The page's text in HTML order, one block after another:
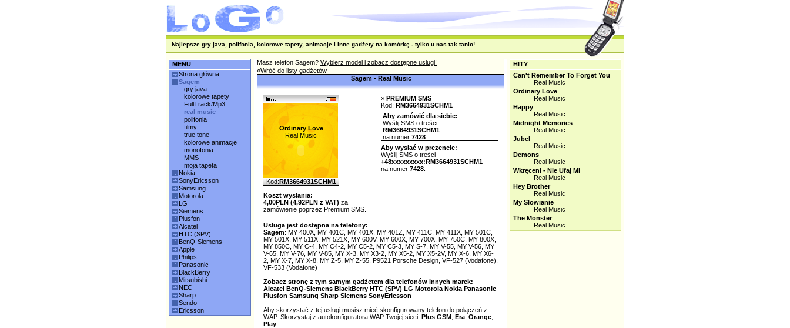
Najlepsze gry java, polifonia, kolorowe tapety, animacje i inne gadżety na komórkę - tylko u nas tak tanio!
MENU
Strona główna
Sagem
gry java
kolorowe tapety
FullTrack/Mp3
real music
polifonia
filmy
true tone
kolorowe animacje
monofonia
MMS
moja tapeta
Nokia
SonyEricsson
Samsung
Motorola
LG
Siemens
Plusfon
Alcatel
HTC (SPV)
BenQ-Siemens
Apple
Philips
Panasonic
BlackBerry
Mitsubishi
NEC
Sharp
Sendo
Ericsson
Masz telefon Sagem? Wybierz model i zobacz dostępne usługi!
«Wróć do listy gadżetów
Sagem - Real Music
Ordinary Love
Real Music
Kod:RM3664931SCHM1
Koszt wysłania:
4,00PLN (4,92PLN z VAT) za
zamówienie poprzez Premium SMS.
» PREMIUM SMS
Kod: RM3664931SCHM1
Aby zamówić dla siebie:
Wyślij SMS o treści
RM3664931SCHM1
na numer 7428
Aby wysłać w prezencie:
Wyślij SMS o treści
+48xxxxxxxxx:RM3664931SCHM1
na numer 7428
Usługa jest dostępna na telefony:
Sagem: MY 400X, MY 401C, MY 401X, MY 401Z, MY 411C, MY 411X, MY 501C,
MY 501X, MY 511X, MY 521X, MY 600V, MY 600X, MY 700X, MY 750C, MY 800X,
MY 850C, MY C-4, MY C4-2, MY C5-2, MY C5-3, MY S-7, MY V-55, MY V-56, MY
V-65, MY V-76, MY V-85, MY X-3, MY X3-2, MY X5-2, MY X5-2V, MY X-6, MY X6-
2, MY X-7, MY X-8, MY Z-5, MY Z-55, P9521 Porsche Design, VF-527 (Vodafone),
VF-533 (Vodafone)
Zobacz stronę z tym samym gadżetem dla telefonów innych marek:
Alcatel BenQ-Siemens BlackBerry HTC (SPV) LG Motorola Nokia Panasonic
Plusfon Samsung Sharp Siemens SonyEricsson
Aby skorzystać z tej usługi musisz mieć skonfigurowany telefon do połączeń z
WAP. Skorzystaj z autokonfiguratora WAP Twojej sieci: Plus GSM Era Orange
Play
HITY
Can't Remember To Forget You
Real Music
Ordinary Love
Real Music
Happy
Real Music
Midnight Memories
Real Music
Jubel
Real Music
Demons
Real Music
Wkręceni - Nie Ufaj Mi
Real Music
Hey Brother
Real Music
My Słowianie
Real Music
The Monster
Real Music